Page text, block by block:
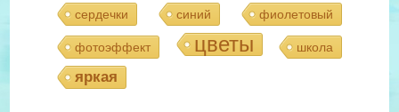
сердечки синий фиолетовый
фотоэффект цветы школа
яркая